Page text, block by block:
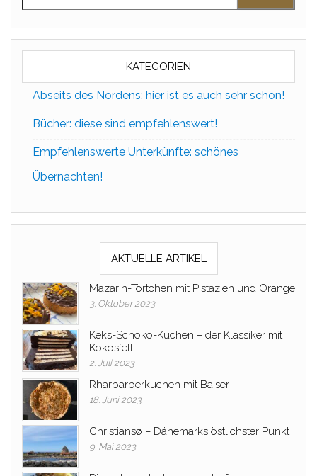
KATEGORIEN
Abseits des Nordens: hier ist es auch sehr schön!
Bücher: diese sind empfehlenswert!
Empfehlenswerte Unterkünfte: schönes
Übernachten!
AKTUELLE ARTIKEL
Mazarin-Törtchen mit Pistazien und Orange
3. Oktober 2023
Keks-Schoko-Kuchen – der Klassiker mit
Kokosfett
2. Juli 2023
Rharbarberkuchen mit Baiser
18. Juni 2023
Christiansø – Dänemarks östlichster Punkt
9. Mai 2023